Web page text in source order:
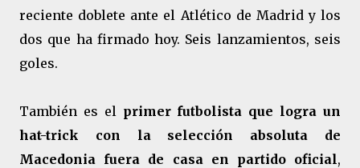
reciente doblete ante el Atlético de Madrid y los
dos que ha firmado hoy. Seis lanzamientos, seis
goles.
También es el primer futbolista que logra un
hat-trick con la selección absoluta de
Macedonia fuera de casa en partido oficial,